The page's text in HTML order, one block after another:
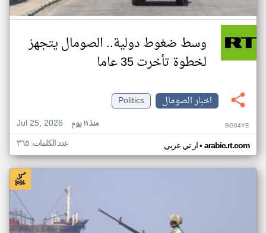
وسط ضغوط دولية.. الصومال يتجهز
لخطوة تأخرت 35 عاما
اخبار الصومال
Politics
Jul 25, 2026
منذ ١١ يوم BG04YE
ار تي عربي• arabic.rt.com عدد الكلمات: ٣٦٥